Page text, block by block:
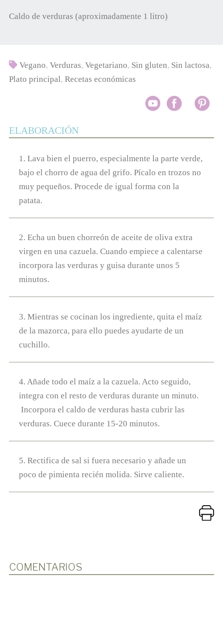
Caldo de verduras (aproximadamente 1 litro)
Vegano, Verduras, Vegetariano, Sin gluten, Sin lactosa,
Plato principal, Recetas económicas
ELABORACIÓN
1. Lava bien el puerro, especialmente la parte verde,
bajo el chorro de agua del grifo. Pícalo en trozos no
muy pequeños. Procede de igual forma con la
patata.
2. Echa un buen chorreón de aceite de oliva extra
virgen en una cazuela. Cuando empiece a calentarse
incorpora las verduras y guisa durante unos 5
minutos.
3. Mientras se cocinan los ingrediente, quita el maíz
de la mazorca, para ello puedes ayudarte de un
cuchillo.
4. Añade todo el maíz a la cazuela. Acto seguido,
integra con el resto de verduras durante un minuto.
Incorpora el caldo de verduras hasta cubrir las
verduras. Cuece durante 15-20 minutos.
5. Rectifica de sal si fuera necesario y añade un
poco de pimienta recién molida. Sirve caliente.
COMENTARIOS